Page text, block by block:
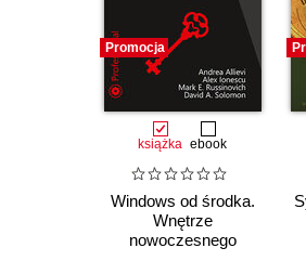
Promocja
książka ebook
Windows od środka.
Wnętrze
nowoczesnego